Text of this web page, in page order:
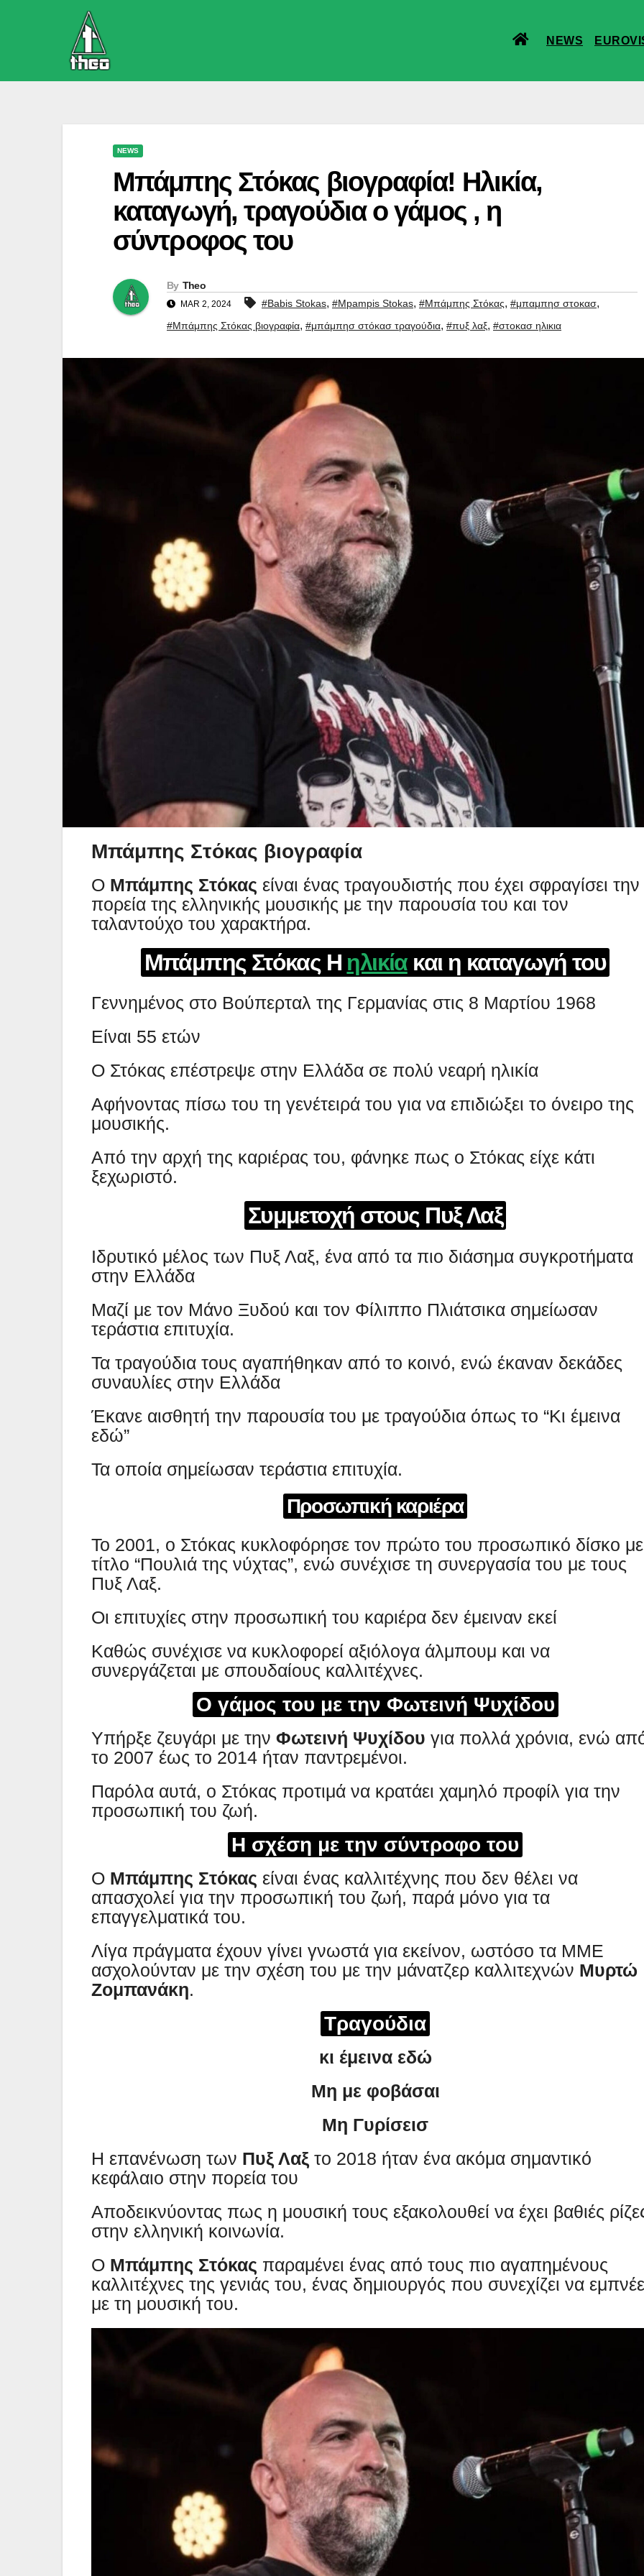
NEWS
NEWS
Μπάμπης Στόκας βιογραφία! Ηλικία,
καταγωγή, τραγούδια ο γάμος , η
σύντροφος του
By Theo
MAR 2, 2024 #Babis Stokas, #Mpampis Stokas, #Μπάμπης Στόκας, #μπαμπησ στοκασ,
#Μπάμπης Στόκας βιογραφία, #μπάμπησ στόκασ τραγούδια, #πυξ λαξ, #στοκασ ηλικια
Μπάμπης Στόκας βιογραφία
Ο Μπάμπης Στόκας είναι ένας τραγουδιστής που έχει σφραγίσει την
πορεία της ελληνικής μουσικής με την παρουσία του και τον
ταλαντούχο του χαρακτήρα.
Μπάμπης Στόκας Η ηλικίακαι η καταγωγή του
Γεννημένος στο Βούπερταλ της Γερμανίας στις 8 Μαρτίου 1968
Είναι 55 ετών
Ο Στόκας επέστρεψε στην Ελλάδα σε πολύ νεαρή ηλικία
Αφήνοντας πίσω του τη γενέτειρά του για να επιδιώξει το όνειρο της
μουσικής.
Από την αρχή της καριέρας του, φάνηκε πως ο Στόκας είχε κάτι
ξεχωριστό.
Συμμετοχή στους Πυξ Λαξ
Ιδρυτικό μέλος των Πυξ Λαξ, ένα από τα πιο διάσημα συγκροτήματα
στην Ελλάδα
Μαζί με τον Μάνο Ξυδού και τον Φίλιππο Πλιάτσικα σημείωσαν
τεράστια επιτυχία.
Τα τραγούδια τους αγαπήθηκαν από το κοινό, ενώ έκαναν δεκάδες
συναυλίες στην Ελλάδα
Έκανε αισθητή την παρουσία του με τραγούδια όπως το “Κι έμεινα
εδώ”
Τα οποία σημείωσαν τεράστια επιτυχία.
Προσωπική καριέρα
Το 2001, ο Στόκας κυκλοφόρησε τον πρώτο του προσωπικό δίσκο με
τίτλο “Πουλιά της νύχτας”, ενώ συνέχισε τη συνεργασία του με τους
Πυξ Λαξ.
Οι επιτυχίες στην προσωπική του καριέρα δεν έμειναν εκεί
Καθώς συνέχισε να κυκλοφορεί αξιόλογα άλμπουμ και να
συνεργάζεται με σπουδαίους καλλιτέχνες.
Ο γάμος του με την Φωτεινή Ψυχίδου
Υπήρξε ζευγάρι με την Φωτεινή Ψυχίδου για πολλά χρόνια, ενώ
το 2007 έως το 2014 ήταν παντρεμένοι.
Παρόλα αυτά, ο Στόκας προτιμά να κρατάει χαμηλό προφίλ για την
προσωπική του ζωή.
Η σχέση με την σύντροφο του
Ο Μπάμπης Στόκας είναι ένας καλλιτέχνης που δεν θέλει να
απασχολεί για την προσωπική του ζωή, παρά μόνο για τα
επαγγελματικά του.
Λίγα πράγματα έχουν γίνει γνωστά για εκείνον, ωστόσο τα ΜΜΕ
ασχολούνταν με την σχέση του με την μάνατζερ καλλιτεχνών Μυρτώ
Ζομπανάκη.
Τραγούδια
κι έμεινα εδώ
Μη με φοβάσαι
Μη Γυρίσεισ
Η επανένωση των Πυξ Λαξ το 2018 ήταν ένα ακόμα σημαντικό
κεφάλαιο στην πορεία του
Αποδεικνύοντας πως η μουσική τους εξακολουθεί να έχει βαθιές
στην ελληνική κοινωνία.
Ο Μπάμπης Στόκας παραμένει ένας από τους πιο αγαπημένους
καλλιτέχνες της γενιάς του, ένας δημιουργός που συνεχίζει να
με τη μουσική του.